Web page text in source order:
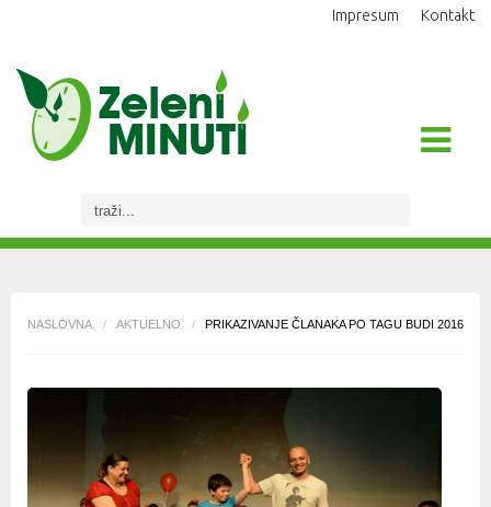
Impresum Kontakt
NASLOVNA / AKTUELNO / PRIKAZIVANJE ČLANAKA PO TAGU BUDI 2016